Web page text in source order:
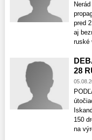
pred
aj
ruské
28
150
na